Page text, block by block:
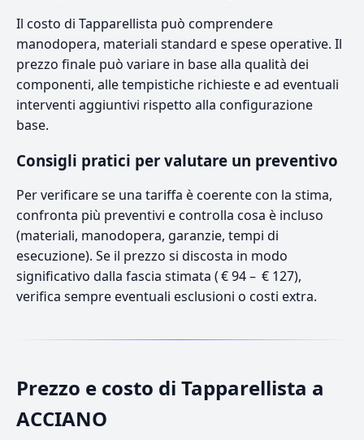
Il costo di Tapparellista può comprendere
manodopera, materiali standard e spese operative. Il
prezzo finale può variare in base alla qualità dei
componenti, alle tempistiche richieste e ad eventuali
interventi aggiuntivi rispetto alla configurazione
base.
Consigli pratici per valutare un preventivo
Per verificare se una tariffa è coerente con la stima,
confronta più preventivi e controlla cosa è incluso
(materiali, manodopera, garanzie, tempi di
esecuzione). Se il prezzo si discosta in modo
significativo dalla fascia stimata ( € 94 – € 127),
verifica sempre eventuali esclusioni o costi extra.
Prezzo e costo di Tapparellista a
ACCIANO